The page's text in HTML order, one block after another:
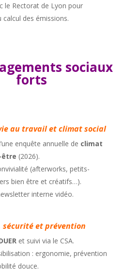
le Rectorat de Lyon pour
des émissions.
sociaux
forts
au travail et climat social
enquête annuelle de climat
être (2026).
(afterworks, petits-
bien être et créatifs…).
interne vidéo.
sécurité et prévention
et suivi via le CSA.
: ergonomie, prévention
douce.